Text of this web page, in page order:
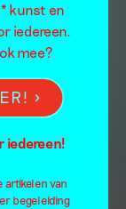
kunst en
iedereen.
mee?
iedereen!
artikelen van
begeleiding